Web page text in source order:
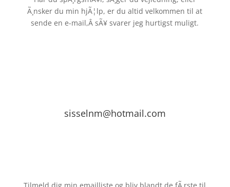
Ã¸nsker du min hjÃ¦lp, er du altid velkommen til at
sende en e-mail,Â sÃ¥ svarer jeg hurtigst muligt.
sisselnm@hotmail.com